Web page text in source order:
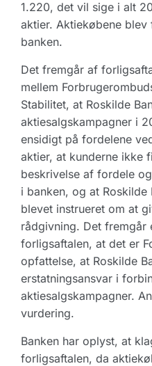
1.220, det vil sige i alt
aktier. Aktiekøbene blev
banken.
Det fremgår af
mellem
Stabilitet, at Roskilde
aktiesalgskampagner i
ensidigt på fordelene
aktier, at kunderne ikke
beskrivelse af fordele
i banken, og at
blevet instrueret om at
rådgivning. Det fremgår
forligsaftalen, at det er
opfattelse, at Roskilde
erstatningsansvar i
aktiesalgskampagner.
vurdering.
Banken har oplyst, at
forligsaftalen, da